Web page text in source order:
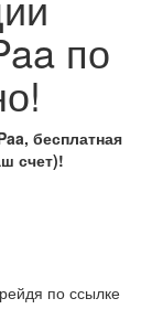
по
бесплатная
счет)!
по ссылке